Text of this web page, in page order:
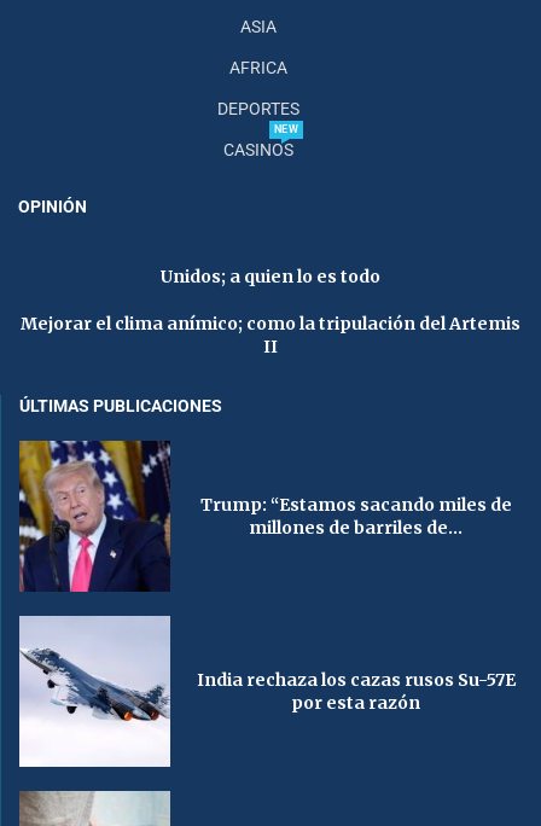
ASIA
AFRICA
DEPORTES
CASINOS
NEW
OPINIÓN
Unidos; a quien lo es todo
Mejorar el clima anímico; como la tripulación del Artemis
II
ÚLTIMAS PUBLICACIONES
Trump: “Estamos sacando miles de
millones de barriles de...
India rechaza los cazas rusos Su-57E
por esta razón